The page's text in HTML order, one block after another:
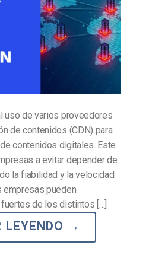
uso de varios proveedores
de contenidos (CDN) para
contenidos digitales. Este
a evitar depender de
la fiabilidad y la velocidad.
empresas pueden
de los distintos […]
LEYENDO →